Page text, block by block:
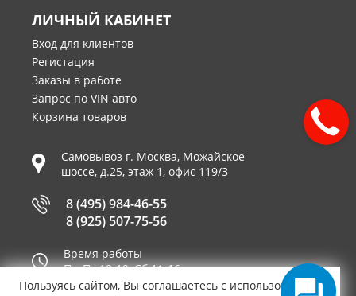
ЛИЧНЫЙ КАБИНЕТ
Вход для клиентов
Регистация
Заказы в работе
Запрос по VIN авто
Корзина товаров
Самовывоз г. Москва, Можайское
шоссе, д.25, этаж 1, офис 119/3
8 (495) 984-46-55
8 (925) 507-75-56
Время работы
Пн-Пт 10-19, Сб 11-16
Пользуясь сайтом, Вы соглашаетесь с использованием